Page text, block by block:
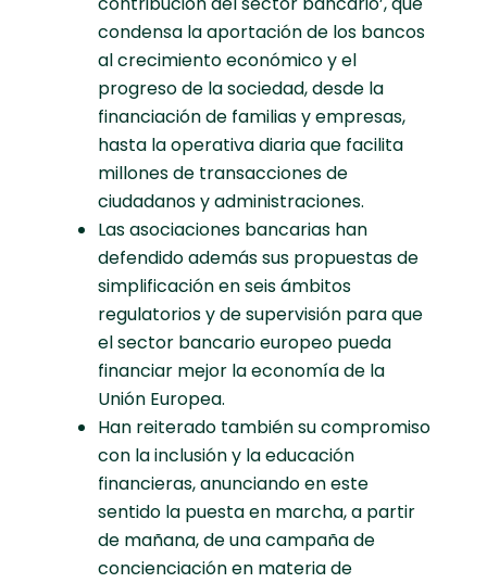
condensa la aportación de los bancos
al crecimiento económico y el
progreso de la sociedad, desde la
financiación de familias y empresas,
hasta la operativa diaria que facilita
millones de transacciones de
ciudadanos y administraciones.
Las asociaciones bancarias han
defendido además sus propuestas de
simplificación en seis ámbitos
regulatorios y de supervisión para que
el sector bancario europeo pueda
financiar mejor la economía de la
Unión Europea.
Han reiterado también su compromiso
con la inclusión y la educación
financieras, anunciando en este
sentido la puesta en marcha, a partir
de mañana, de una campaña de
concienciación en materia de